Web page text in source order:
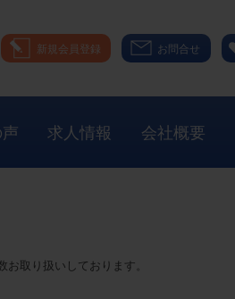
新規会員登録 お問合せ
求人情報 会社概要
取り扱いしております。